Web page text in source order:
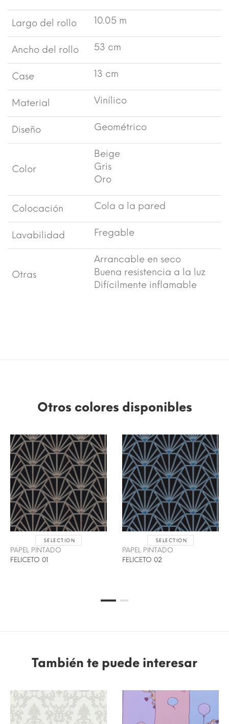
Largo del rollo 10.05 m
Ancho del rollo 53 cm
Case 13 cm
Material Vinílico
Diseño Geométrico
Color
Beige
Gris
Oro
Colocación Cola a la pared
Lavabilidad Fregable
Otras
Arrancable en seco
Buena resistencia a la luz
Difícilmente inflamable
Otros colores disponibles
SELECTION
PAPEL PINTADO
FELICETO 01
SELECTION
PAPEL PINTADO
FELICETO 02
También te puede interesar